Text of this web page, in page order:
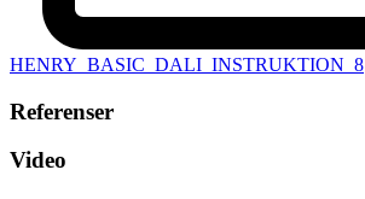
HENRY_BASIC_DALI_INSTRUKTION_8
Referenser
Video